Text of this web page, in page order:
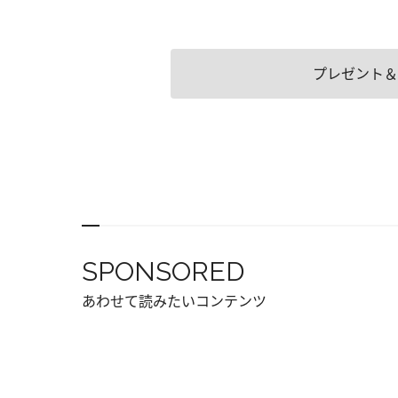
プレゼント
SPONSORED
あわせて読みたいコンテンツ